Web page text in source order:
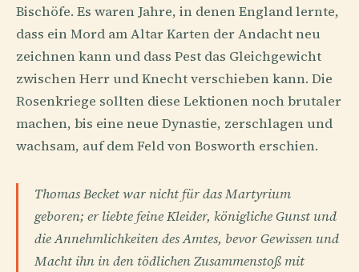
Bischöfe. Es waren Jahre, in denen England lernte,
dass ein Mord am Altar Karten der Andacht neu
zeichnen kann und dass Pest das Gleichgewicht
zwischen Herr und Knecht verschieben kann. Die
Rosenkriege sollten diese Lektionen noch brutaler
machen, bis eine neue Dynastie, zerschlagen und
wachsam, auf dem Feld von Bosworth erschien.
Thomas Becket war nicht für das Martyrium
geboren; er liebte feine Kleider, königliche Gunst und
die Annehmlichkeiten des Amtes, bevor Gewissen und
Macht ihn in den tödlichen Zusammenstoß mit